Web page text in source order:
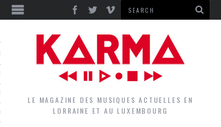
LE MAGAZINE DES MUSIQUES ACTUELLES EN
LORRAINE ET AU LUXEMBOURG